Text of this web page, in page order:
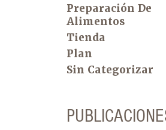
Preparación De
Alimentos
Tienda
Plan
Sin Categorizar